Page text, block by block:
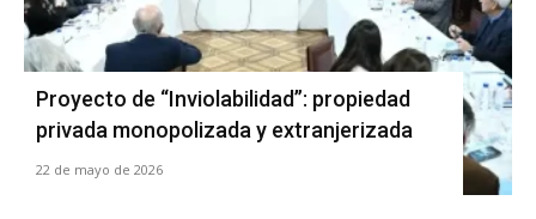
Proyecto de “Inviolabilidad”: propiedad
privada monopolizada y extranjerizada
22 de mayo de 2026